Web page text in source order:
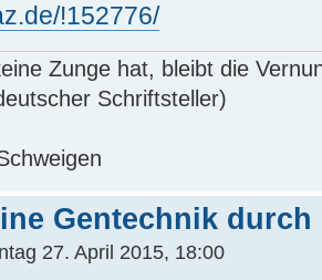
!152776/
Zunge hat, bleibt die
Schriftsteller)
Gentechnik
27. April 2015, 18:00